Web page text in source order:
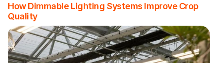
How Dimmable Lighting Systems Improve Crop
Quality